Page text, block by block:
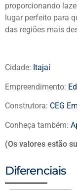
proporcionando
lugar perfeito para
das regiões mais
Cidade: Itajaí
Empreendimento:
Construtora: CEG
Conheça também:
(Os valores estão
Diferenciais